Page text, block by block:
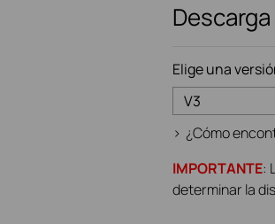
Elige una
V3
> ¿Cómo
IMPORTANTE:
determinar la